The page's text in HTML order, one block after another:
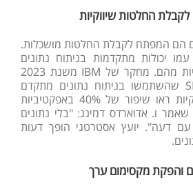
לקבלת החלטות שיווקיות
הם המפתח לקבלת החלטות מושכלות.
יכולות מתקדמות בניתוח נתונים
ובהפקת תובנות עסקיות מהם. מחקר של IBM משנת 2023
הראה כי חברות SMB שהשתמשו בניתוח נתונים מתקדם
בקבלת החלטות שיווקיות ראו שיפור של 40% באפקטיביות
שאמר ו. אדוארדס דמינג: "בלי נתונים
דעה". יועץ אסטרטגי הופך דעות
והפקת מקסימום ערך